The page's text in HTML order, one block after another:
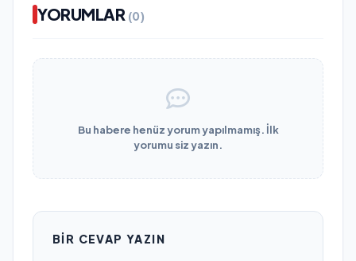
YORUMLAR (0)
Bu habere henüz yorum yapılmamış. İlk
yorumu siz yazın.
BIR CEVAP YAZIN